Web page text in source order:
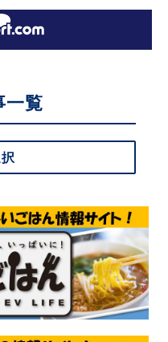
一覧